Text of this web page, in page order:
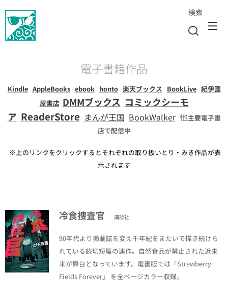
検索
電子書籍作品
Kindle AppleBooks ebook honto 楽天ブックス BookLive 紀伊國
屋書店 DMMブックス コミックシーモ
ア ReaderStore まんが王国 BookWalker他主要電子書
店で配信中
※上のリンクをクリックするとそれぞれの取り扱いとり・みき作品が表
示されます
冷食捜査官 講談社
90年代より掲載誌を変え千年紀をまたいで描き続けら
れている読切短篇の連作。自然食品が禁止された近未
来が舞台となっています。電書版では「Strawberry
Fields Forever」 を全ページカラー収録。